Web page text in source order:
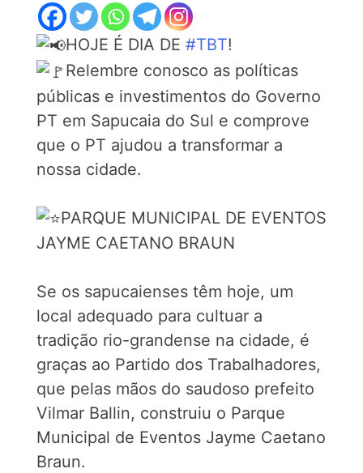
HOJE É DIA DE #TBT!
Relembre conosco as políticas
públicas e investimentos do Governo
PT em Sapucaia do Sul e comprove
que o PT ajudou a transformar a
nossa cidade.
PARQUE MUNICIPAL DE EVENTOS
JAYME CAETANO BRAUN
Se os sapucaienses têm hoje, um
local adequado para cultuar a
tradição rio-grandense na cidade, é
graças ao Partido dos Trabalhadores,
que pelas mãos do saudoso prefeito
Vilmar Ballin, construiu o Parque
Municipal de Eventos Jayme Caetano
Braun.